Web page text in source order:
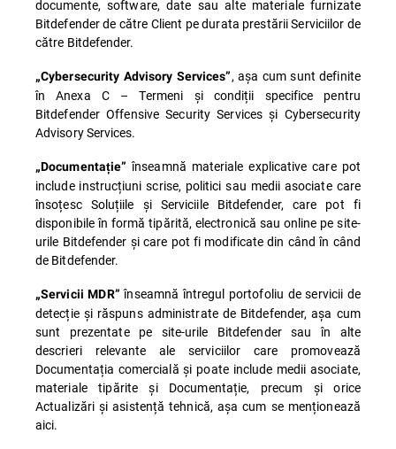
documente, software, date sau alte materiale furnizate
Bitdefender de către Client pe durata prestării Serviciilor de
către Bitdefender.
„Cybersecurity Advisory Services”, așa cum sunt definite
în Anexa C – Termeni și condiții specifice pentru
Bitdefender Offensive Security Services și Cybersecurity
Advisory Services.
„Documentație” înseamnă materiale explicative care pot
include instrucțiuni scrise, politici sau medii asociate care
însoțesc Soluțiile și Serviciile Bitdefender, care pot fi
disponibile în formă tipărită, electronică sau online pe site-
urile Bitdefender și care pot fi modificate din când în când
de Bitdefender.
„Servicii MDR” înseamnă întregul portofoliu de servicii de
detecție și răspuns administrate de Bitdefender, așa cum
sunt prezentate pe site-urile Bitdefender sau în alte
descrieri relevante ale serviciilor care promovează
Documentația comercială și poate include medii asociate,
materiale tipărite și Documentație, precum și orice
Actualizări și asistență tehnică, așa cum se menționează
aici.